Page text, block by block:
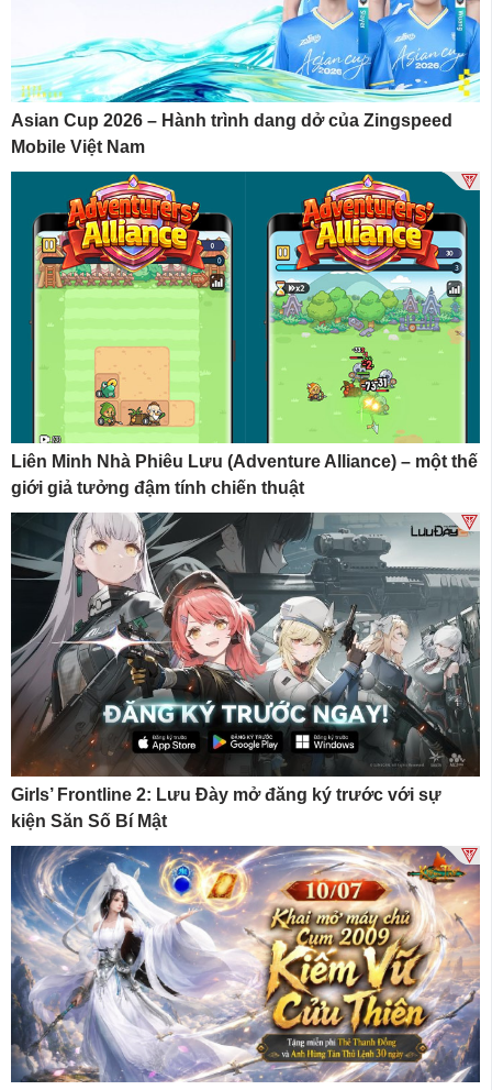
Asian Cup 2026 – Hành trình dang dở của Zingspeed
Mobile Việt Nam
Liên Minh Nhà Phiêu Lưu (Adventure Alliance) – một thế
giới giả tưởng đậm tính chiến thuật
Girls’ Frontline 2: Lưu Đày mở đăng ký trước với sự
kiện Săn Số Bí Mật